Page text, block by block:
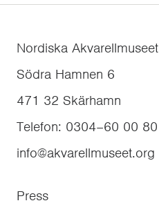
Nordiska Akvarellmuseet
Södra Hamnen 6
471 32 Skärhamn
Telefon: 0304–60 00 80
info@akvarellmuseet.org
Press